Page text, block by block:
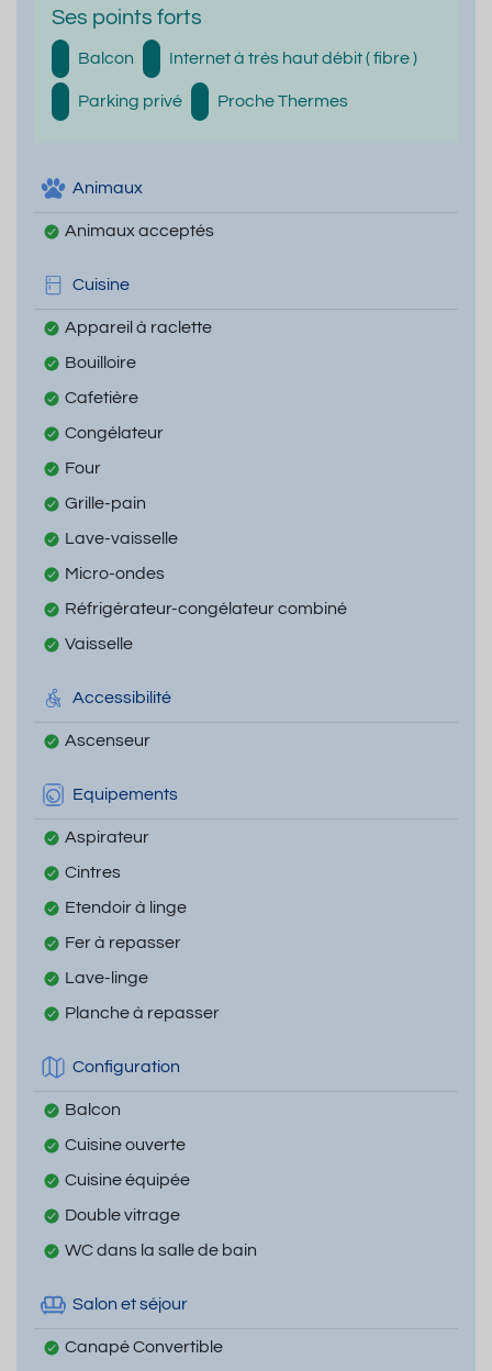
Ses points forts
Balcon Internet à très haut débit ( fibre )
Parking privé Proche Thermes
Animaux
Animaux acceptés
Cuisine
Appareil à raclette
Bouilloire
Cafetière
Congélateur
Four
Grille-pain
Lave-vaisselle
Micro-ondes
Réfrigérateur-congélateur combiné
Vaisselle
Accessibilité
Ascenseur
Equipements
Aspirateur
Cintres
Etendoir à linge
Fer à repasser
Lave-linge
Planche à repasser
Configuration
Balcon
Cuisine ouverte
Cuisine équipée
Double vitrage
WC dans la salle de bain
Salon et séjour
Canapé Convertible